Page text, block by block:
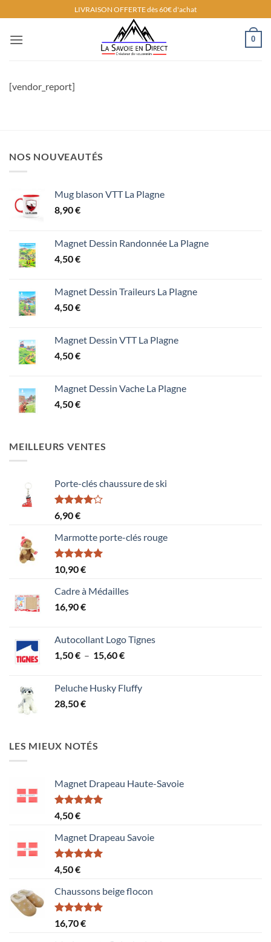
au
contenu
LIVRAISON OFFERTE dès 60€ d'achat
0
[vendor_report]
NOS NOUVEAUTÉS
Mug blason VTT La Plagne
8,90€
Magnet Dessin Randonnée La Plagne
4,50€
Magnet Dessin Traileurs La Plagne
4,50€
Magnet Dessin VTT La Plagne
4,50€
Magnet Dessin Vache La Plagne
4,50€
MEILLEURS VENTES
Porte-clés chaussure de ski
Note
4.00
5
6,90€
Marmotte porte-clés rouge
Note5.00
sur 5
10,90€
Cadre à Médailles
16,90€
Autocollant Logo Tignes
1,50€ – 15,60€Plage
1,50 €
Peluche Husky Fluffy
28,50€
LES MIEUX NOTÉS
Magnet Drapeau Haute-Savoie
Note5.00
sur 5
4,50€
Magnet Drapeau Savoie
Note5.00
sur 5
4,50€
Chaussons beige flocon
Note5.00
sur 5
16,70€